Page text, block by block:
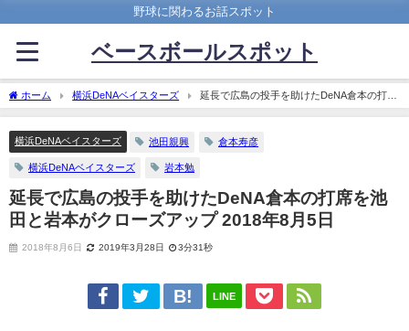
野球に関わるお話スポット
ベースボールスポット
ホーム 横浜DeNAベイスターズ
延長で広島の投手を助けたDeNA倉本の打席
を池田と岩本がクローズアップ 2018年8月5日
横浜DeNAベイスターズ 池田親興 倉本寿彦
横浜DeNAベイスターズ 岩本勉
延長で広島の投手を助けたDeNA倉本の打席を池
田と岩本がクローズアップ 2018年8月5日
2018年8月6日 2019年3月28日 3分31秒
LINE